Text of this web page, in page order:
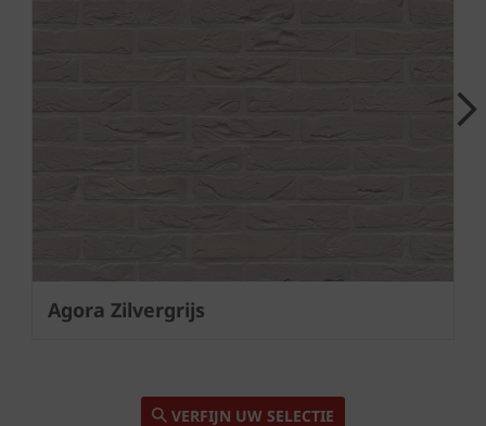
Agora Zilvergrijs
VERFIJN UW SELECTIE